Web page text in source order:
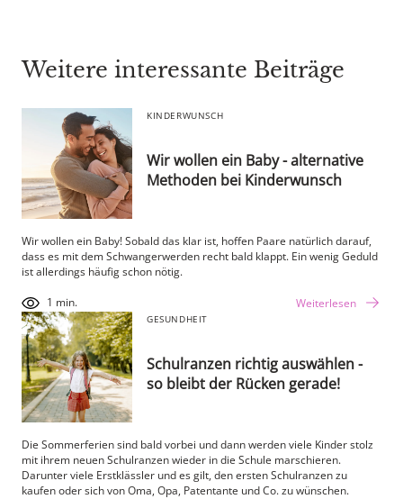
Weitere interessante Beiträge
KINDERWUNSCH
Wir wollen ein Baby - alternative
Methoden bei Kinderwunsch
Wir wollen ein Baby! Sobald das klar ist, hoffen Paare natürlich darauf,
dass es mit dem Schwangerwerden recht bald klappt. Ein wenig Geduld
ist allerdings häufig schon nötig.
Weiterlesen
1 min.
GESUNDHEIT
Schulranzen richtig auswählen -
so bleibt der Rücken gerade!
Die Sommerferien sind bald vorbei und dann werden viele Kinder stolz
mit ihrem neuen Schulranzen wieder in die Schule marschieren.
Darunter viele Erstklässler und es gilt, den ersten Schulranzen zu
kaufen oder sich von Oma, Opa, Patentante und Co. zu wünschen.